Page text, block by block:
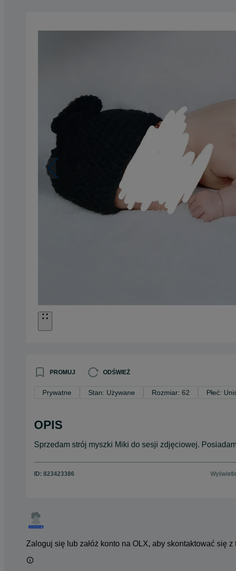
PROMUJ ODŚWIEŻ
Prywatne Stan: Używane Rozmiar: 62 Płeć:
OPIS
Sprzedam strój myszki Miki do sesji zdjęciowej.
ID: 823423386
Zaloguj się lub załóż konto na OLX, aby skontaktować się